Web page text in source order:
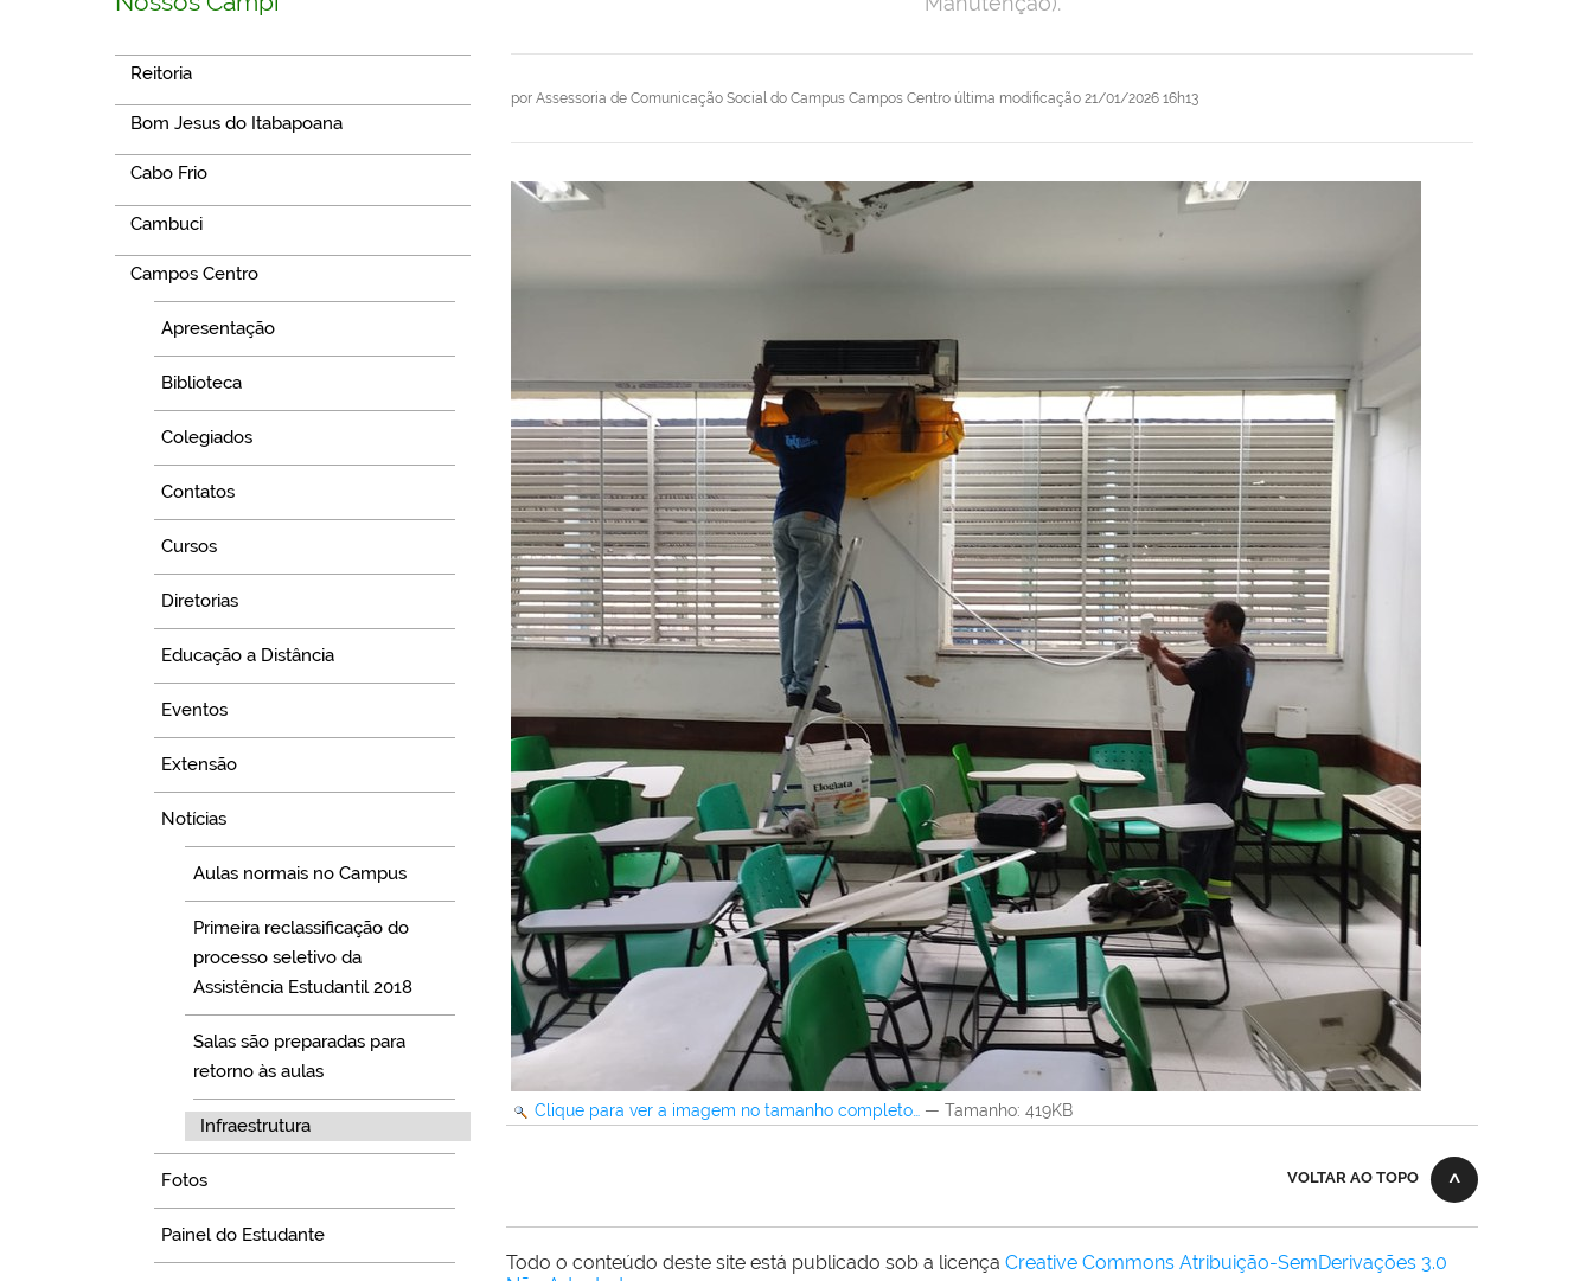
Reitoria
Bom Jesus do Itabapoana
Cabo Frio
Cambuci
Campos Centro
Apresentação
Biblioteca
Colegiados
Contatos
Cursos
Diretorias
Educação a Distância
Eventos
Extensão
Notícias
Aulas normais no Campus
Primeira reclassificação do
processo seletivo da
Assistência Estudantil 2018
Salas são preparadas para
retorno às aulas
Infraestrutura
Fotos
Painel do Estudante
por Assessoria de Comunicação Social do Campus Campos Centro última modificação 21/01/2026 16h13
Clique para ver a imagem no tamanho completo… — Tamanho: 419KB
VOLTAR AO TOPO
Todo o conteúdo deste site está publicado sob a licença Creative Commons Atribuição-SemDerivações 3.0